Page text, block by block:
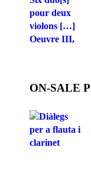
ON-SALE